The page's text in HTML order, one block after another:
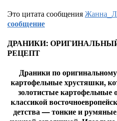
Это цитата сообщения
сообщение
ДРАНИКИ:
РЕЦЕПТ
Драники по
картофельные хрустяшки,
золотистые картофельные
классикой
детства — тонкие и